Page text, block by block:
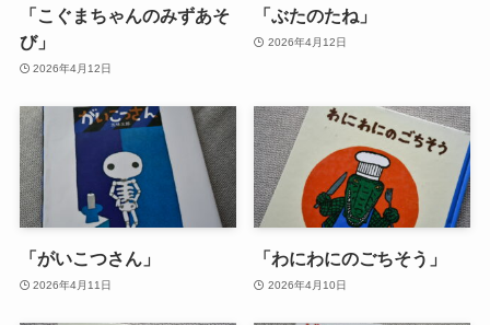
「こぐまちゃんのみずあそ
び」
2026年4月12日
「ぶたのたね」
2026年4月12日
「がいこつさん」
2026年4月11日
「わにわにのごちそう」
2026年4月10日